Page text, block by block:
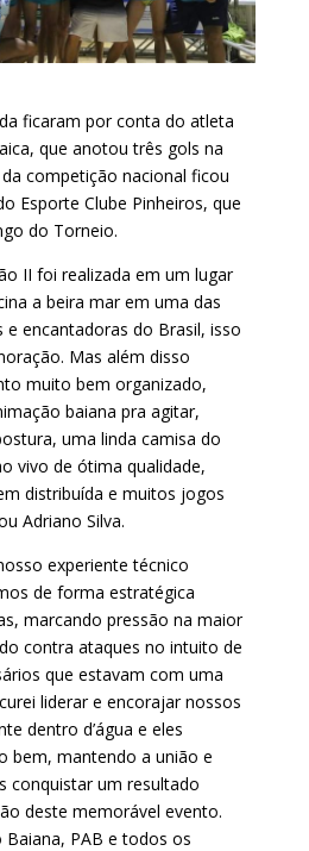
ficaram por conta do atleta
que anotou três gols na
competição nacional ficou
Esporte Clube Pinheiros, que
do Torneio.
II foi realizada em um lugar
a beira mar em uma das
e encantadoras do Brasil, isso
Mas além disso
muito bem organizado,
baiana pra agitar,
uma linda camisa do
vivo de ótima qualidade,
distribuída e muitos jogos
Adriano Silva.
experiente técnico
de forma estratégica
marcando pressão na maior
contra ataques no intuito de
que estavam com uma
liderar e encorajar nossos
dentro d’água e eles
bem, mantendo a união e
conquistar um resultado
deste memorável evento.
PAB e todos os